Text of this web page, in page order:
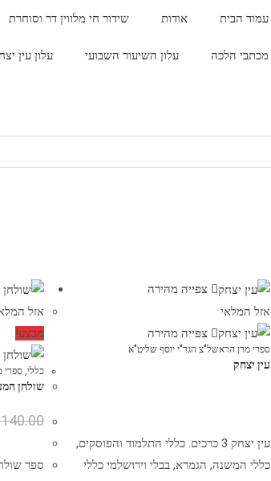
עמוד הבית אודות שידור חי מלווין דר וסוחרת
מכתבי הלכה עלון השיעור השבועי עלון עין
אזל
מבצע!
כללי, ספרי
שולחן
140.00
ספר
צפייה מהירה
אזל המלאי
צפייה מהירה
ספרי מרן הראשל"צ הגר"י יוסף שליט"א
עין יצחק
עין יצחק 3 כרכים. כללי התלמוד והפוסקים,
כללי המשנה, הגמרא, בבלי וירושלמי כללי